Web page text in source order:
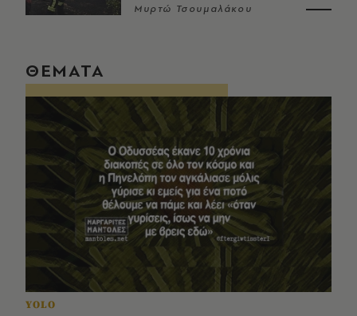
Μυρτώ Τσουμαλάκου
ΘΕΜΑΤΑ
YOLO